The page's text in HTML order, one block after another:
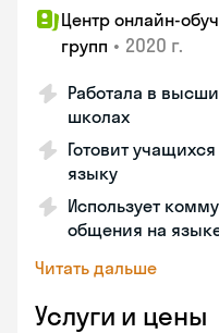
Центр онлайн-
групп • 2020 г.
Работала в
школах
Готовит
языку
Использует
общения на
Читать дальше
Услуги и цены